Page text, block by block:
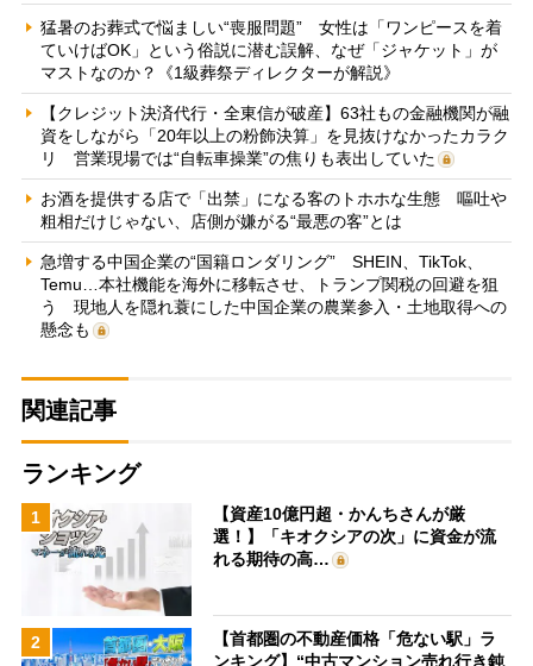
猛暑のお葬式で悩ましい“喪服問題” 女性は「ワンピースを着
ていけばOK」という俗説に潜む誤解、なぜ「ジャケット」が
マストなのか？《1級葬祭ディレクターが解説》
【クレジット決済代行・全東信が破産】63社もの金融機関が融
資をしながら「20年以上の粉飾決算」を見抜けなかったカラク
リ 営業現場では“自転車操業”の焦りも表出していた
お酒を提供する店で「出禁」になる客のトホホな生態 嘔吐や
粗相だけじゃない、店側が嫌がる“最悪の客”とは
急増する中国企業の“国籍ロンダリング” SHEIN、TikTok、
Temu…本社機能を海外に移転させ、トランプ関税の回避を狙
う 現地人を隠れ蓑にした中国企業の農業参入・土地取得への
懸念も
関連記事
ランキング
1
【資産10億円超・かんちさんが厳
選！】「キオクシアの次」に資金が流
れる期待の高…
2
【首都圏の不動産価格「危ない駅」ラ
ンキング】“中古マンション売れ行き鈍